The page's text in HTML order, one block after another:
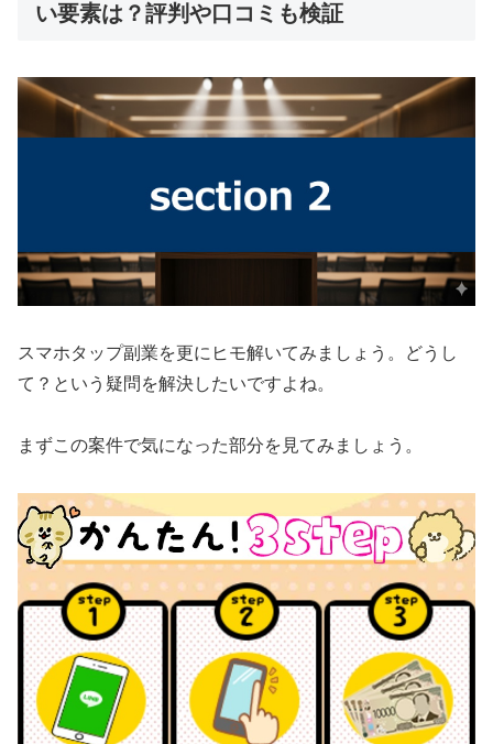
い要素は？評判や口コミも検証
スマホタップ副業を更にヒモ解いてみましょう。どうし
て？という疑問を解決したいですよね。
まずこの案件で気になった部分を見てみましょう。